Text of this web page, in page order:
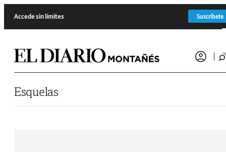
Accede sin límites Suscríbete
Esquelas